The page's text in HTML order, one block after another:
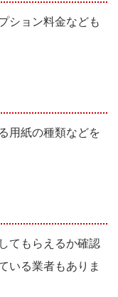
ション料金なども
用紙の種類などを
てもらえるか確認
いる業者もありま